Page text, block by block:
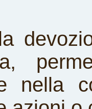
nella